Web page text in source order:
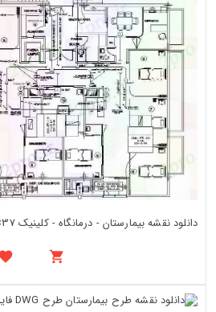
دانلود نقشه بیمارستان - درمانگاه - کلینیک 37×38 متر (کد39112)